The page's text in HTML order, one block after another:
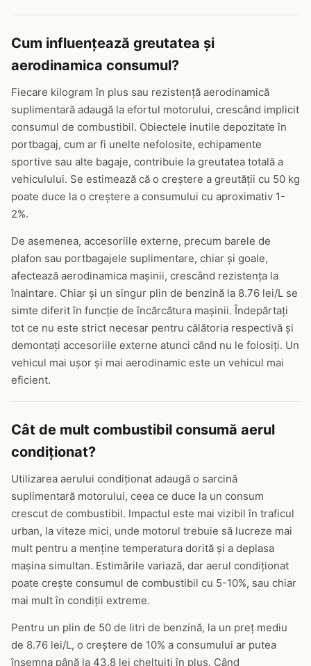
Cum influențează greutatea și
aerodinamica consumul?
Fiecare kilogram în plus sau rezistență aerodinamică
suplimentară adaugă la efortul motorului, crescând implicit
consumul de combustibil. Obiectele inutile depozitate în
portbagaj, cum ar fi unelte nefolosite, echipamente
sportive sau alte bagaje, contribuie la greutatea totală a
vehiculului. Se estimează că o creștere a greutății cu 50 kg
poate duce la o creștere a consumului cu aproximativ 1-
2%.
De asemenea, accesoriile externe, precum barele de
plafon sau portbagajele suplimentare, chiar și goale,
afectează aerodinamica mașinii, crescând rezistența la
înaintare. Chiar și un singur plin de benzină la 8.76 lei/L se
simte diferit în funcție de încărcătura mașinii. Îndepărtați
tot ce nu este strict necesar pentru călătoria respectivă și
demontați accesoriile externe atunci când nu le folosiți. Un
vehicul mai ușor și mai aerodinamic este un vehicul mai
eficient.
Cât de mult combustibil consumă aerul
condiționat?
Utilizarea aerului condiționat adaugă o sarcină
suplimentară motorului, ceea ce duce la un consum
crescut de combustibil. Impactul este mai vizibil în traficul
urban, la viteze mici, unde motorul trebuie să lucreze mai
mult pentru a menține temperatura dorită și a deplasa
mașina simultan. Estimările variază, dar aerul condiționat
poate crește consumul de combustibil cu 5-10%, sau chiar
mai mult în condiții extreme.
Pentru un plin de 50 de litri de benzină, la un preț mediu
de 8.76 lei/L, o creștere de 10% a consumului ar putea
însemna până la 43.8 lei cheltuiți în plus. Când